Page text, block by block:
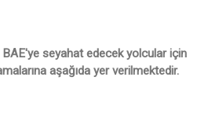
seyahat edecek yolcular için
aşağıda yer verilmektedir.